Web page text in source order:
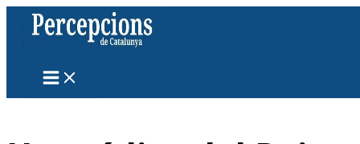
contenido